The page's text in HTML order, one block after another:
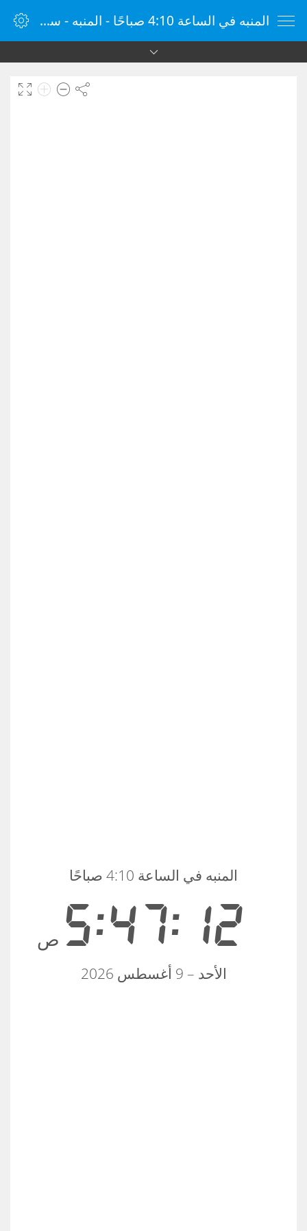
المنبه في الساعة 4:10 صباحًا - المنبه - ساعة منبه الإنترنت
5:47:13 ص
المنبه في الساعة 4:10 صباحًا
الأحد – 9 أغسطس 2026